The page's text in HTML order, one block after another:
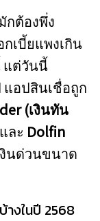
กต้องพึ่ง
เบี้ยแพงเกิน
แต่วันนี้
แอปสินเชื่อถูก
(เงินทัน
ละ Dolfin
นด่วนขนาด
างในปี 2568